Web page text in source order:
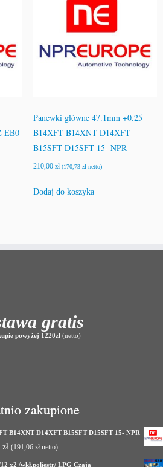
EB0
Panewki główne 47.1mm +0.25
B14XFT B14XNT D14XFT
B15SFT D15SFT 15- NPR
210,00 zł (170,73 złnetto)
Dodaj do koszyka
gratis
powyżej 1220zł(netto)
zakupione
B14XNT D14XFT B15SFT D15SFT 15- NPR
zł (191,06 złnetto)
x2 /wkł.poliestr/ LPG Czaja